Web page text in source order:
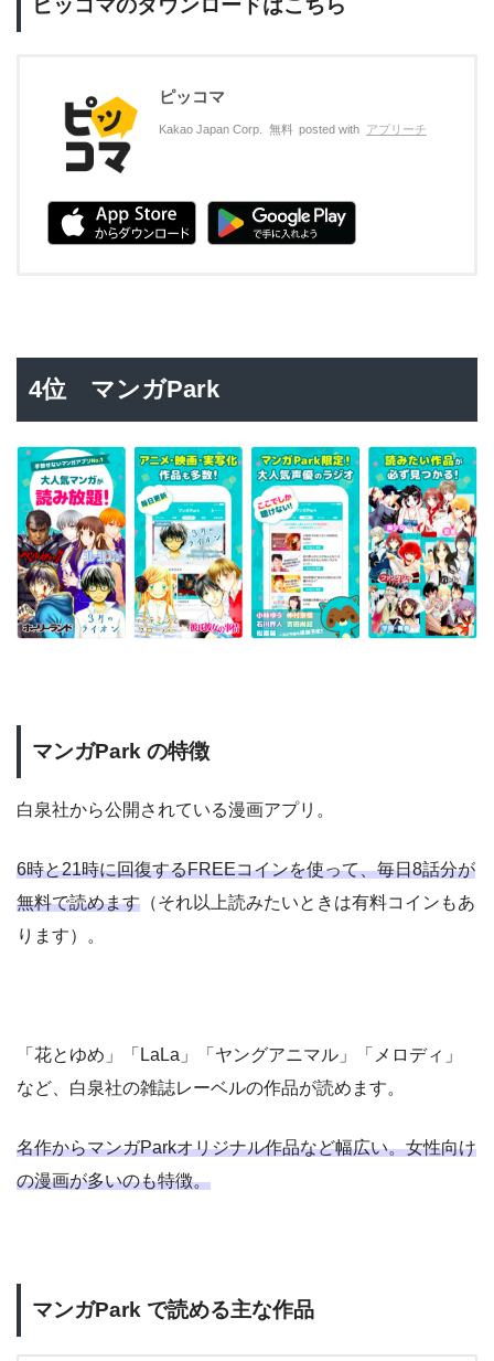
ピッコマ
Kakao Japan Corp. 無料 posted with アプリーチ
4位 マンガPark
マンガPark の特徴
白泉社から公開されている漫画アプリ。
6時と21時に回復するFREEコインを使って、毎日8話分が
無料で読めます （それ以上読みたいときは有料コインもあ
ります）。
「花とゆめ」「LaLa」「ヤングアニマル」「メロディ」
など、白泉社の雑誌レーベルの作品が読めます。
名作からマンガParkオリジナル作品など幅広い。女性向け
の漫画が多いのも特徴。
マンガPark で読める主な作品